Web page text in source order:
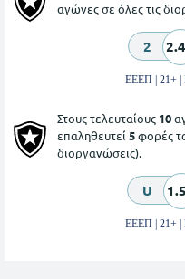
αγώνες σε όλες τις
2
ΕΕΕΠ | 21+
Στους τελευταίους 10
επαληθευτεί 5φορές
διοργανώσεις).
U
ΕΕΕΠ | 21+